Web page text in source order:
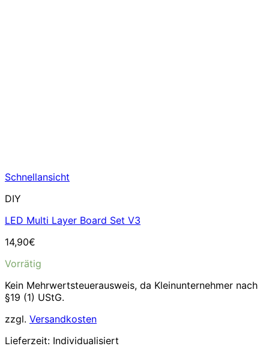
Schnellansicht
DIY
LED Multi Layer Board Set V3
14,90€
Vorrätig
Kein Mehrwertsteuerausweis, da Kleinunternehmer nach
§19 (1) UStG.
zzgl. Versandkosten
Lieferzeit: Individualisiert